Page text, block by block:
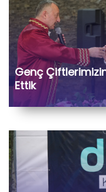
Genç
Ettik